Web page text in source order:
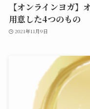
【オンラインヨガ】
用意した4つのもの
2021年11月9日